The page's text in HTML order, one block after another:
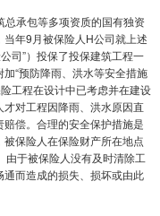
承包等多项资质的国有独资
年9月被保险人H公司就上述
司”）投保了投保建筑工程一
“预防降雨、洪水等安全措施
工程在设计中已考虑并在建设
对工程因降雨、洪水原因直
偿。合理的安全保护措施是
保险人在保险财产所在地点
于被保险人没有及时清除工
而造成的损失、损坏或由此